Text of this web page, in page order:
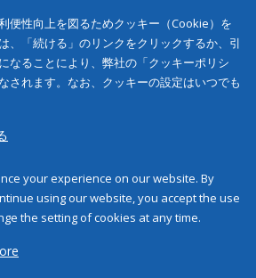
便性向上を図るためクッキー（Cookie）を
、「続ける」のリンクをクリックするか、引
なることにより、弊社の「クッキーポリシ
されます。なお、クッキーの設定はいつでも
your experience on our website. By
using our website, you accept the use
the setting of cookies at any time.